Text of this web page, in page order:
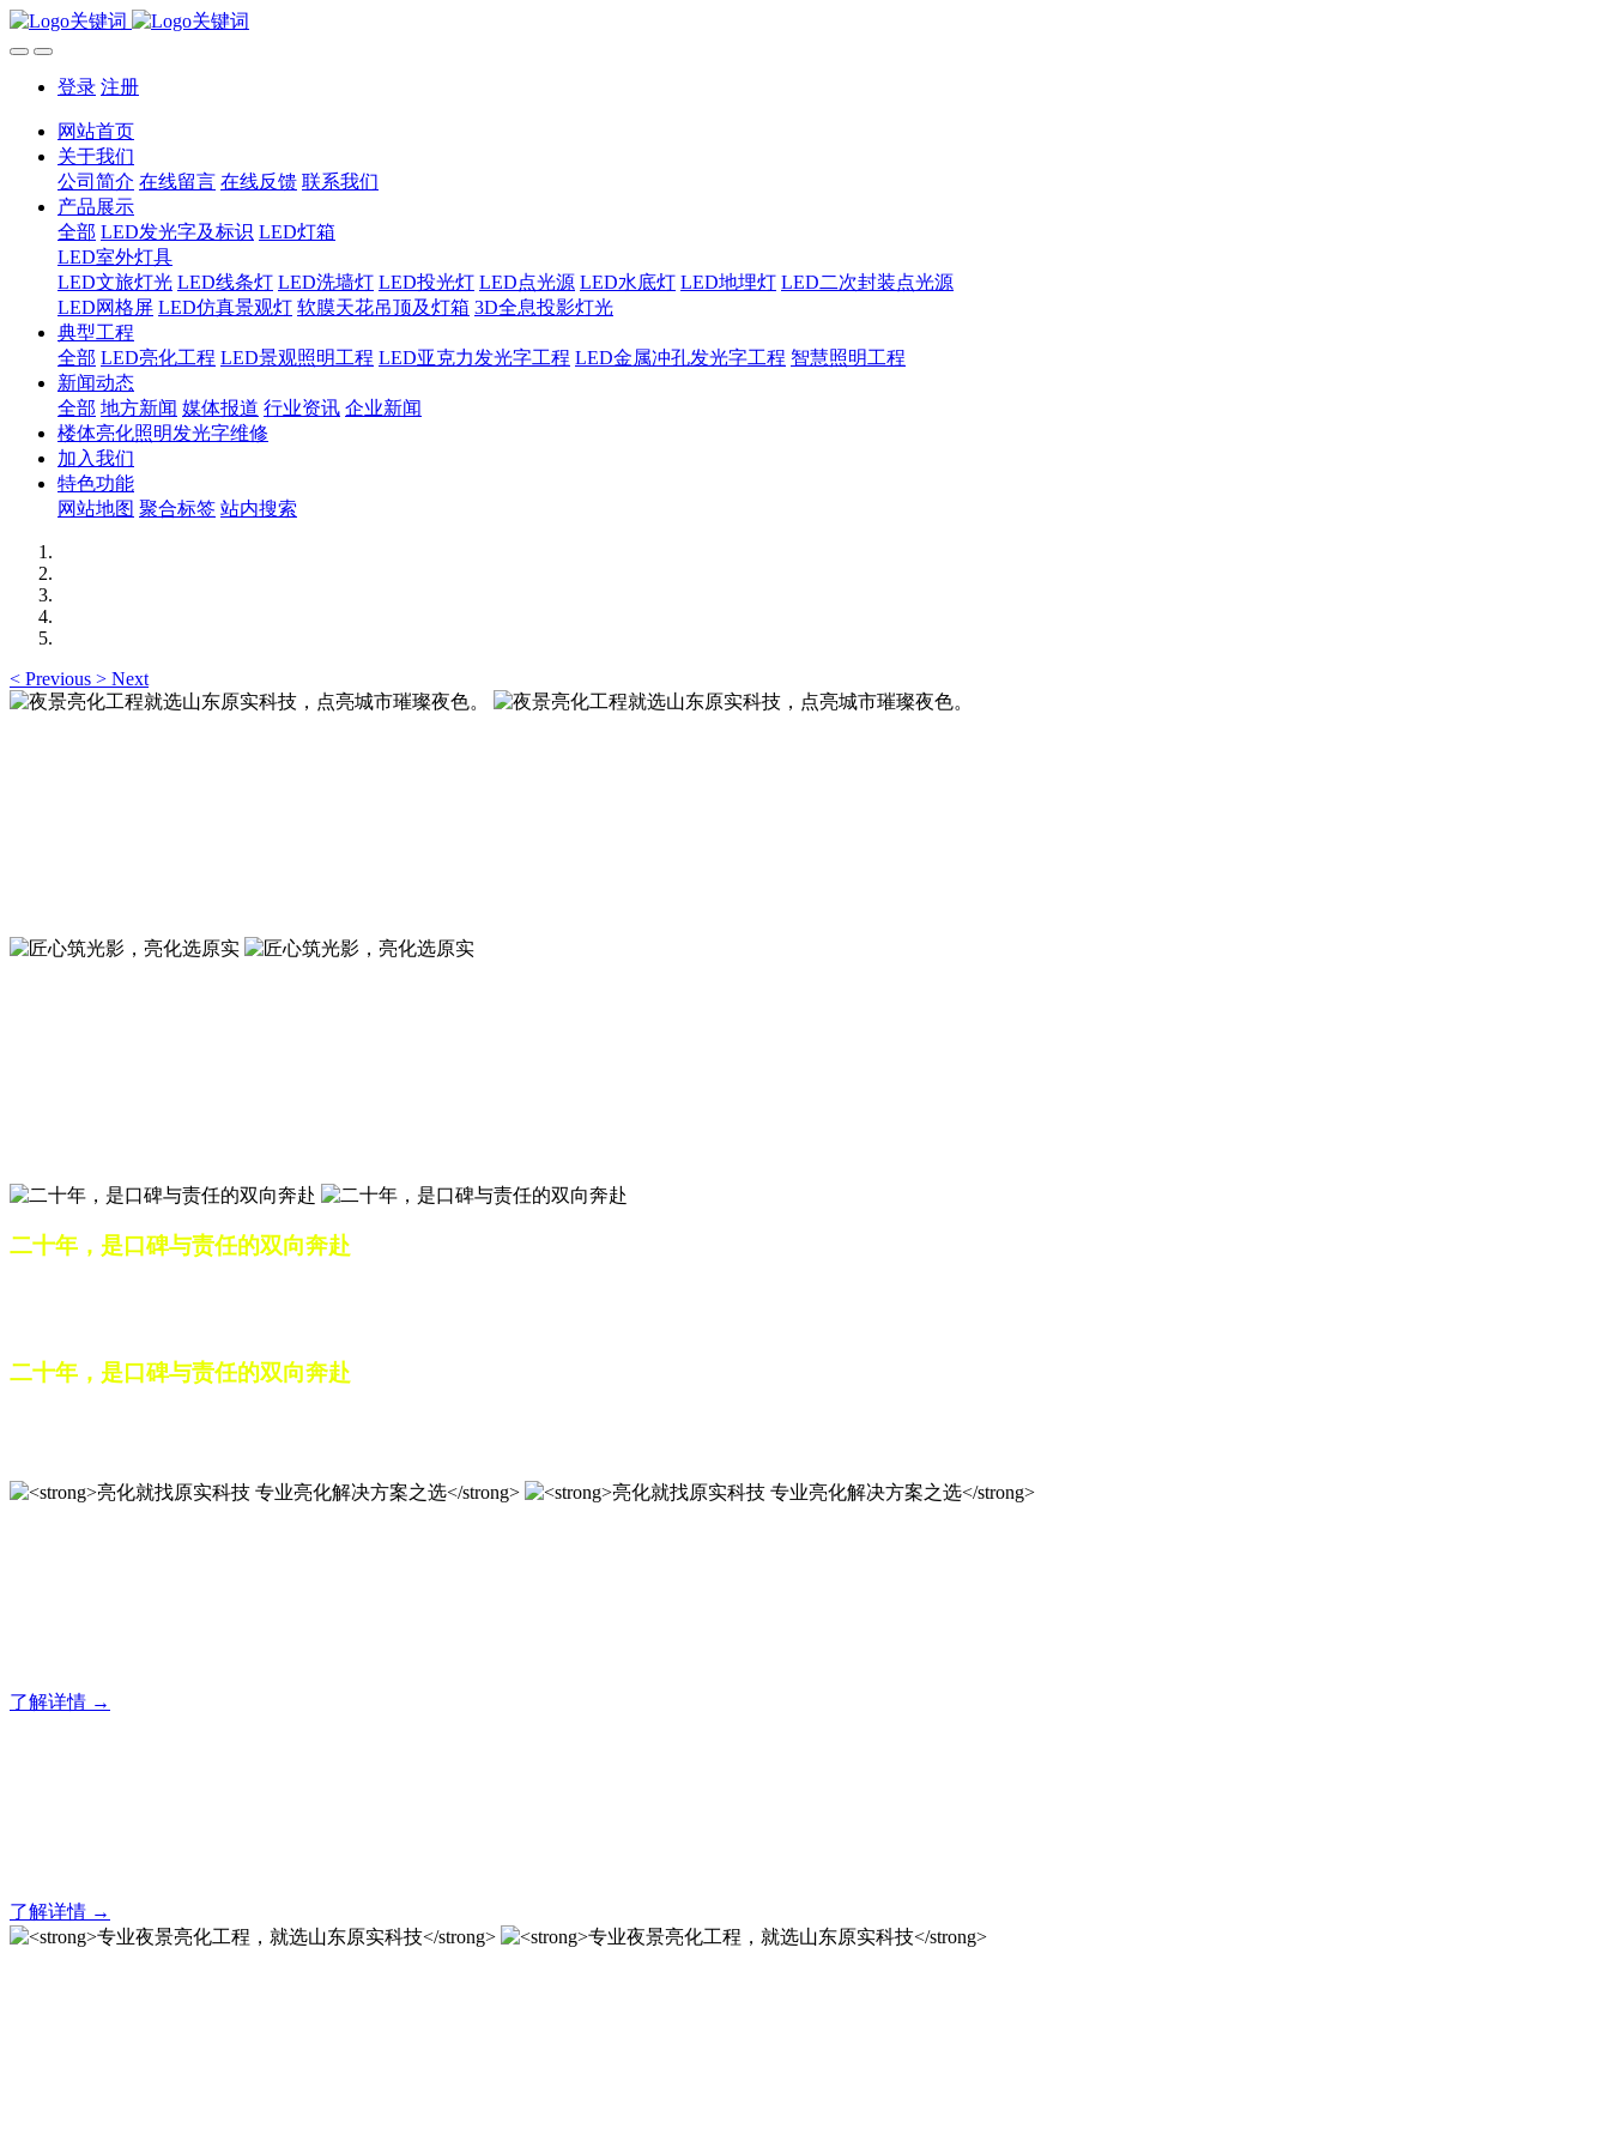
登录 注册
网站首页
关于我们
公司简介 在线留言 在线反馈 联系我们
产品展示
全部 LED发光字及标识 LED灯箱
LED室外灯具
LED文旅灯光 LED线条灯 LED洗墙灯 LED投光灯 LED点光源 LED水底灯 LED地埋灯 LED二次封装点光源
LED网格屏 LED仿真景观灯 软膜天花吊顶及灯箱 3D全息投影灯光
典型工程
全部 LED亮化工程 LED景观照明工程 LED亚克力发光字工程 LED金属冲孔发光字工程 智慧照明工程
新闻动态
全部 地方新闻 媒体报道 行业资讯 企业新闻
楼体亮化照明发光字维修
加入我们
特色功能
网站地图 聚合标签 站内搜索
< Previous > Next
二十年，是口碑与责任的双向奔赴
二十年，是口碑与责任的双向奔赴
了解详情 →
了解详情 →